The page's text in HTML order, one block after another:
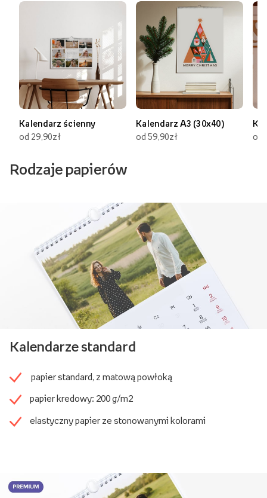
Kalendarz ścienny
od 29,90zł
Kalendarz A3 (30x40)
od 59,90zł
od
Rodzaje papierów
Kalendarze standard
papier standard, z matową powłoką
papier kredowy: 200 g/m2
elastyczny papier ze stonowanymi kolorami